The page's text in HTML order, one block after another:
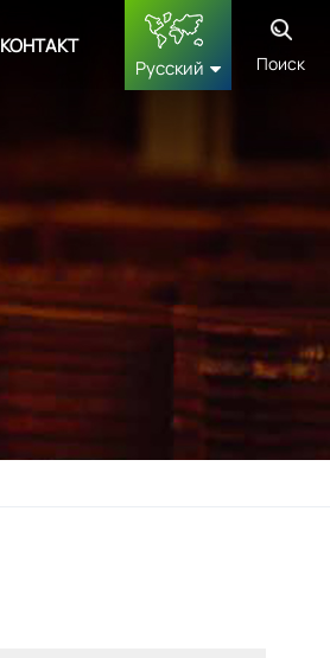
КОНТАКТ
Русский
français
Deutsch
русский
Поиск